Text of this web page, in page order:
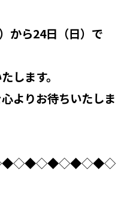
ら24日（日）で
ます。
よりお待ちいたしま